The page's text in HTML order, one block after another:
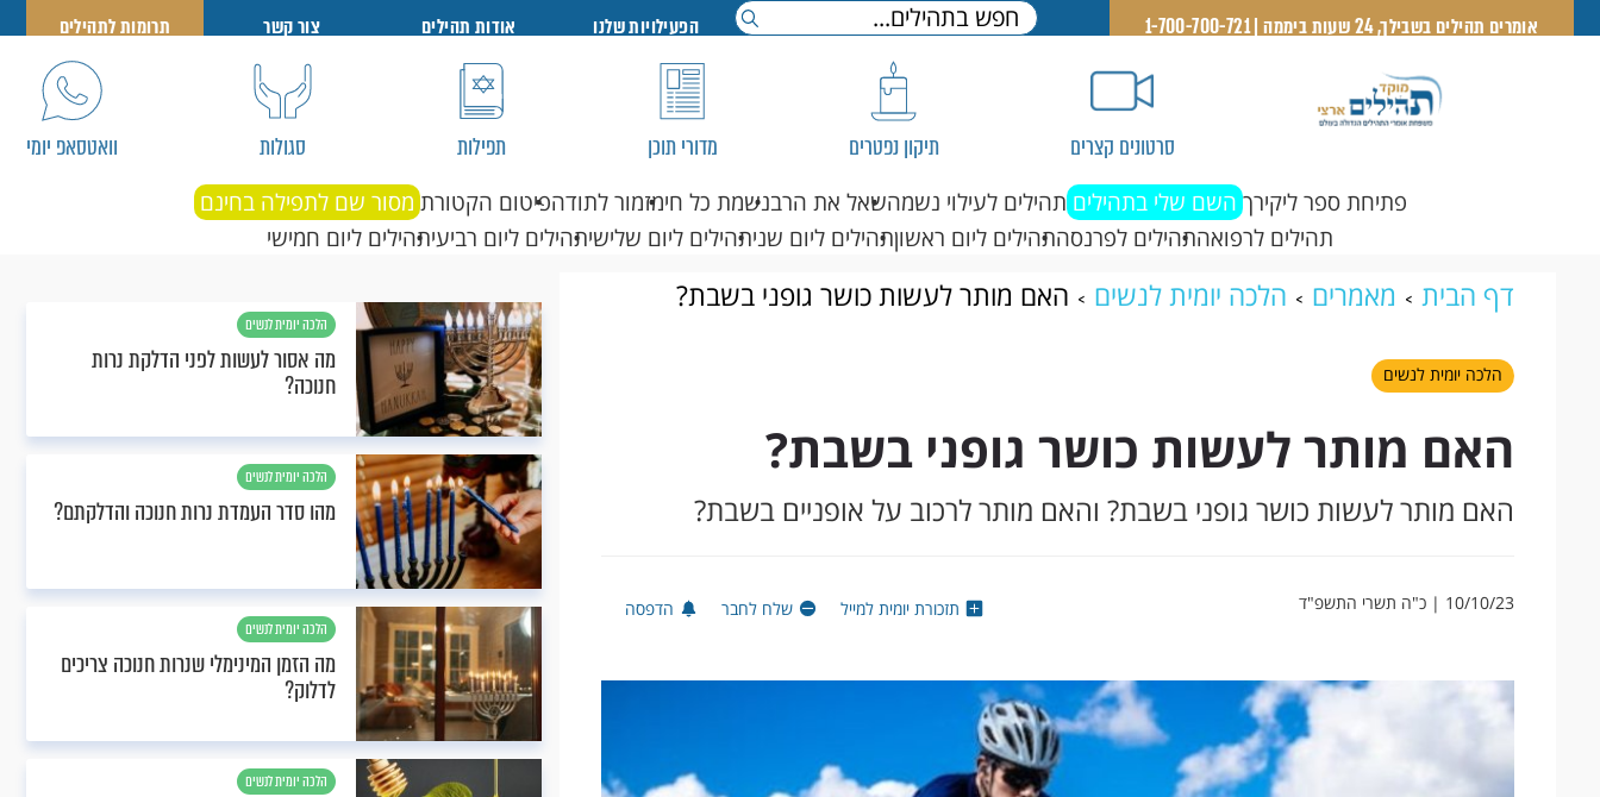
אומרים תהילים בשבילך, 24 שעות ביממה | 1-700-700-721 הפעילויות שלנו אודות תהילים צור קשר תרומות לתהילים
סרטונים קצרים תיקון נפטרים מדורי תוכן תפילות סגולות וואטסאפ יומי
פתיחת ספר ליקירך השם שלי בתהילים תהילים לעילוי נשמהשאל את הרבנשמת כל חימזמור לתודהפיטום הקטורת מסור שם לתפילה בחינם
תהילים לרפואהתהילים לפרנסהתהילים ליום ראשוןתהילים ליום שניתהילים ליום שלישיתהילים ליום רביעיתהילים ליום חמישי
דף הבית מאמרים הלכה יומית לנשים האם מותר לעשות כושר גופני בשבת?
הלכה יומית לנשים
האם מותר לעשות כושר גופני בשבת?
האם מותר לעשות כושר גופני בשבת? והאם מותר לרכוב על אופניים בשבת?
10/10/23 | כ"ה תשרי התשפ"ד תזכורת יומית למייל שלח לחבר הדפסה
הלכה יומית לנשים
מה אסור לעשות לפני הדלקת נרות
חנוכה?
הלכה יומית לנשים
מהו סדר העמדת נרות חנוכה והדלקתם?
הלכה יומית לנשים
מה הזמן המינימלי שנרות חנוכה צריכים
לדלוק?
הלכה יומית לנשים